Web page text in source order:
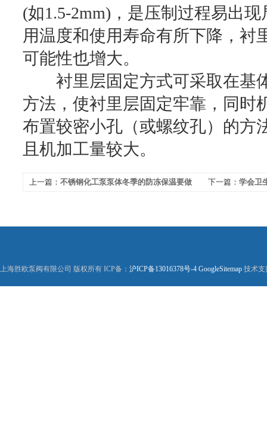
(如1.5-2mm)，是压制过程易出
用温度和使用寿命有所下降，衬
可能性也增大。
衬里层固定方式可采取在基
方法，使衬里层固定牢靠，同时
布置较密小孔（或螺纹孔）的方
且机加工量较大。
上一篇： 不锈钢化工泵泵体冬季的防冻保温要做
下一篇： 学会卫
上海胜欧泵阀有限公司 版权所有 ICP备： 沪ICP备13016378号-4 GoogleSitemap 技术支